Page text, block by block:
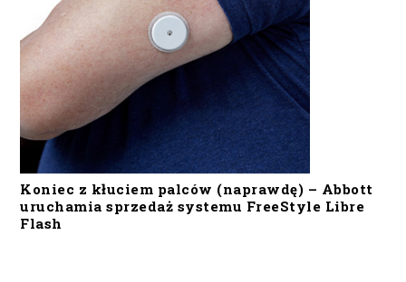
Koniec z kłuciem palców (naprawdę) – Abbott
uruchamia sprzedaż systemu FreeStyle Libre
Flash